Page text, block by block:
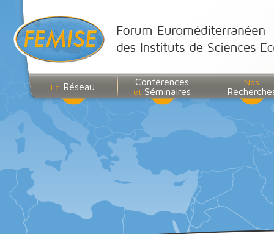
Le Réseau Conférences
et Séminaires
Nos